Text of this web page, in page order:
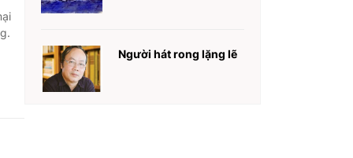
Người hát rong lặng lẽ